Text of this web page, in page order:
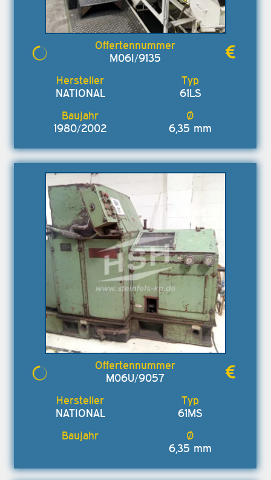
M06I/9135
NATIONAL 61LS
1980/2002 6,35 mm
M06U/9057
NATIONAL 61MS
6,35 mm